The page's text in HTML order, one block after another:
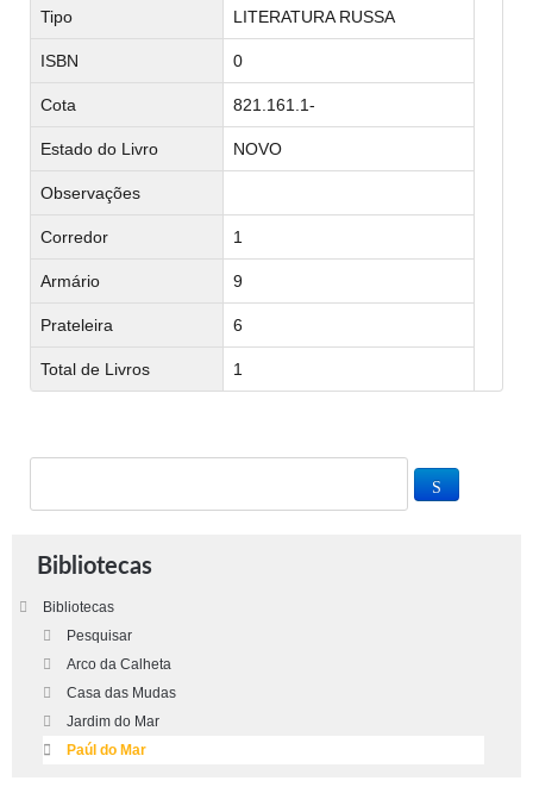
Tipo LITERATURA RUSSA
ISBN 0
Cota 821.161.1-
Estado do Livro NOVO
Observações
Corredor 1
Armário 9
Prateleira 6
Total de Livros 1
Bibliotecas
Bibliotecas
Pesquisar
Arco da Calheta
Casa das Mudas
Jardim do Mar
Paúl do Mar